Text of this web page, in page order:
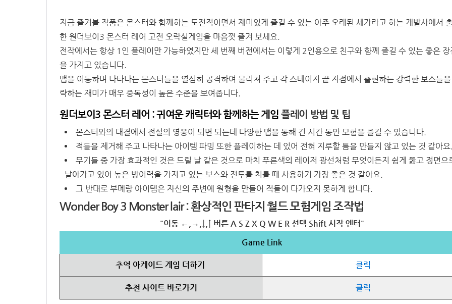
지금 즐겨볼 작품은 몬스터와 함께하는 도전적이면서 재미있게 즐길 수 있는 아주 오래된 세가라고 하는 개발사에서
한 원더보이3 몬스터 레어 고전 오락실게임을 마음껏 즐겨 보세요.
전작에서는 항상 1인 플레이만 가능하였지만 세 번째 버전에서는 이렇게 2인용으로 친구와 함께 즐길 수 있는 좋은 장
을 가지고 있습니다.
맵을 이동하며 나타나는 몬스터들을 열심히 공격하여 물리쳐 주고 각 스테이지 끝 지점에서 출현하는 강력한 보스들
략하는 재미가 매우 중독성이 높은 수준을 보여줍니다.
원더보이3 몬스터 레어 : 귀여운 캐릭터와 함께하는 게임 플레이 방법 및 팁
몬스터와의 대결에서 전설의 영웅이 되면 되는데 다양한 맵을 통해 긴 시간 동안 모험을 즐길 수 있습니다.
적들을 제거해 주고 나타나는 아이템 파밍 또한 플레이하는 데 있어 전혀 지루할 틈을 만들지 않고 있는 것 같아
무기들 중 가장 효과적인 것은 드릴 날 같은 것으로 마치 푸른색의 레이저 광선처럼 무엇이든지 쉽게 뚫고 정면으
날아가고 있어 높은 방어력을 가지고 있는 보스와 전투를 치를 때 사용하기 가장 좋은 것 같아요.
그 반대로 부메랑 아이템은 자신의 주변에 원형을 만들어 적들이 다가오지 못하게 합니다.
Wonder Boy 3 Monster lair : 환상적인 판타지 월드 모험게임 조작법
"이동 ←,→,↓,↑ 버튼 A S Z X Q W E R 선택 Shift 시작 엔터"
Game Link
추억 아케이드 게임 더하기 클릭
추천 사이트 바로가기 클릭